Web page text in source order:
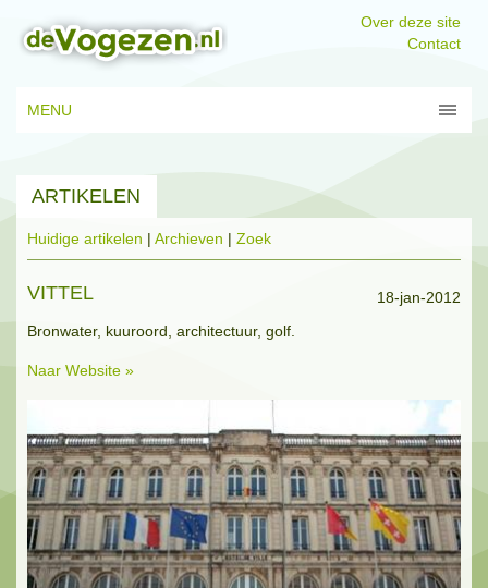
Over deze site
Contact
MENU
ARTIKELEN
Huidige artikelen | Archieven | Zoek
VITTEL
18-jan-2012
Bronwater, kuuroord, architectuur, golf.
Naar Website »